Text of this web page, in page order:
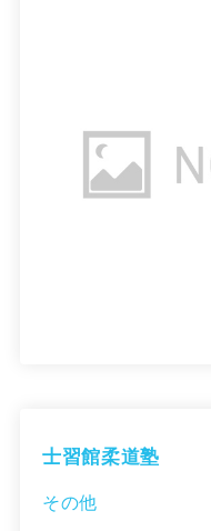
士習館柔道塾
その他